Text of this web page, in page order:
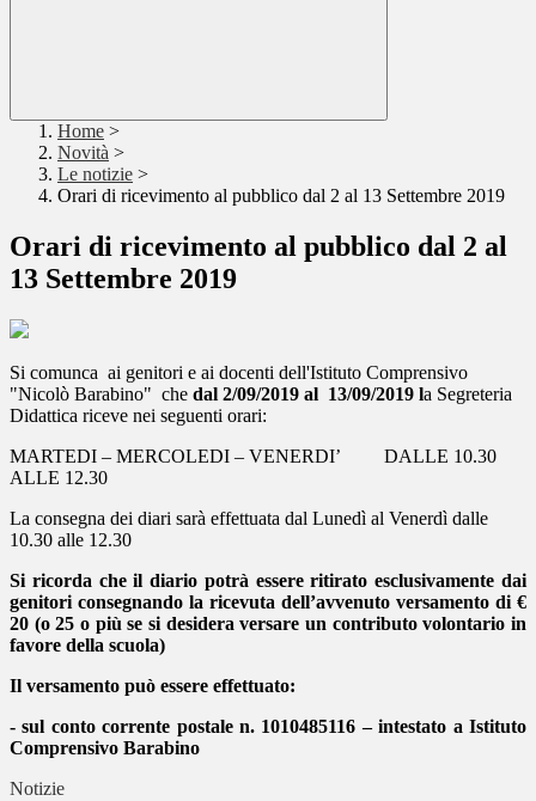
Home >
Novità >
Le notizie >
Orari di ricevimento al pubblico dal 2 al 13 Settembre 2019
Orari di ricevimento al pubblico dal 2 al
13 Settembre 2019
Si comunca ai genitori e ai docenti dell'Istituto Comprensivo
"Nicolò Barabino" che dal 2/09/2019 al 13/09/2019 la Segreteria
Didattica riceve nei seguenti orari:
MARTEDI – MERCOLEDI – VENERDI’ DALLE 10.30
ALLE 12.30
La consegna dei diari sarà effettuata dal Lunedì al Venerdì dalle
10.30 alle 12.30
Si ricorda che il diario potrà essere ritirato esclusivamente dai
genitori consegnando la ricevuta dell’avvenuto versamento di €
20 (o 25 o più se si desidera versare un contributo volontario in
favore della scuola)
Il versamento può essere effettuato:
- sul conto corrente postale n. 1010485116 – intestato a Istituto
Comprensivo Barabino
Notizie